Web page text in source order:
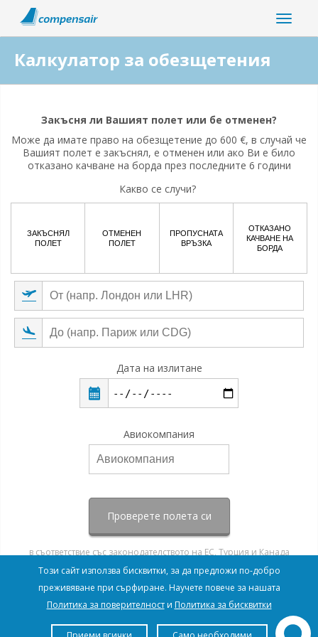
Калкулатор за обезщетения
коронавирус?
Да Не
Закъсня ли Вашият полет или бе отменен?
Може да имате право на обезщетение до 600 €, в случай че
Вашият полет е закъснял, е отменен или ако Ви е било
отказано качване на борда през последните 6 години
Какво се случи?
ЗАКЪСНЯЛ
ПОЛЕТ
ОТМЕНЕН
ПОЛЕТ
ПРОПУСНАТА
ВРЪЗКА
ОТКАЗАНО
КАЧВАНЕ НА
БОРДА
Дата на излитане
Авиокомпания
Проверете полета си
в съответствие със законодателството на ЕС, Турция и Канада
Този сайт използва бисквитки, за да предложи по-добро
преживяване при сърфиране. Научете повече за нашата
Политика за поверителности Политика за бисквитки